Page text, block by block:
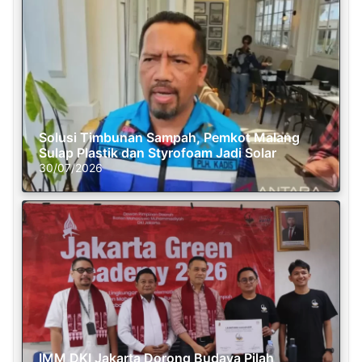
Solusi Timbunan Sampah, Pemkot Malang
Sulap Plastik dan Styrofoam Jadi Solar
30/07/2026
IMM DKI Jakarta Dorong Budaya Pilah